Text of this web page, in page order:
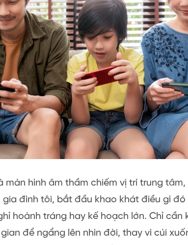
màn hình âm thầm chiếm vị trí trung tâm,
đình tôi, bắt đầu khao khát điều gì đó
hoành tráng hay kế hoạch lớn. Chỉ cần
để ngẩng lên nhìn đời, thay vì cúi